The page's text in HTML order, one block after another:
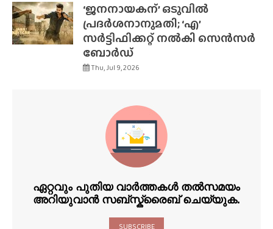
‘ജനനായകന്’ ഒടുവിൽ
പ്രദർശനാനുമതി; ‘എ’
സർട്ടിഫിക്കറ്റ് നൽകി സെൻസർ
ബോർഡ്
Thu, Jul 9, 2026
ഏറ്റവും പുതിയ വാർത്തകൾ തൽസമയം
അറിയുവാൻ സബ്സ്ക്രൈബ് ചെയ്യുക.
SUBSCRIBE